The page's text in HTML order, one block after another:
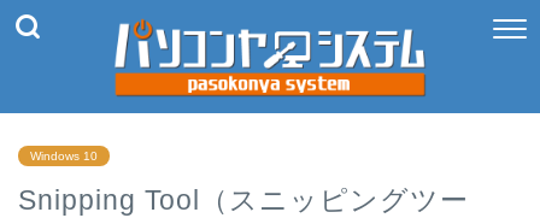
Windows 10
Snipping Tool（スニッピングツー